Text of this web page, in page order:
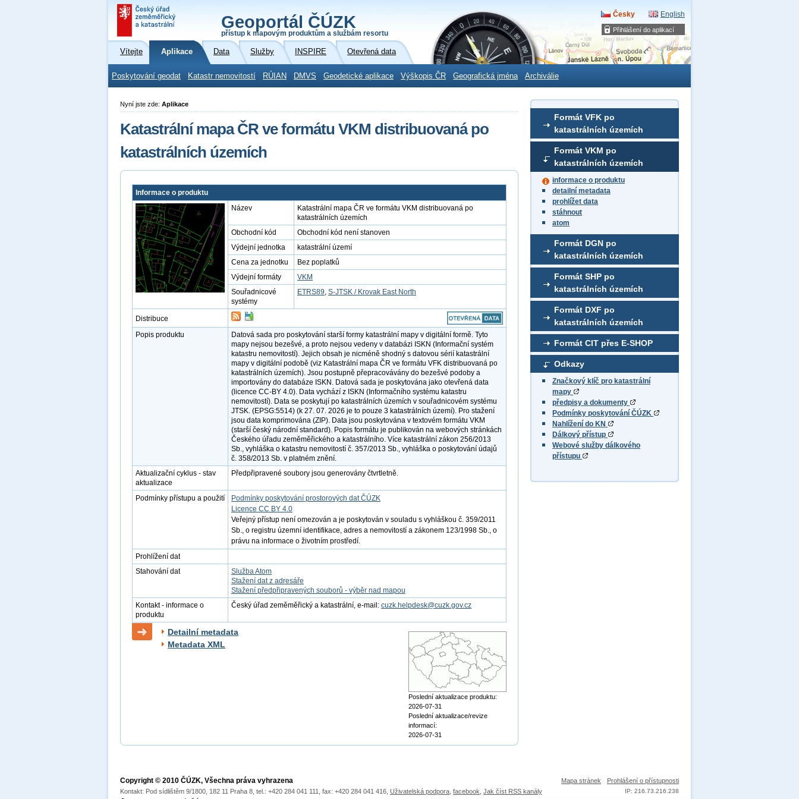
Přihlášení do aplikací
Geoportál ČÚZK
přístup k mapovým produktům a službám resortu
Česky English
Vítejte Aplikace Data Služby INSPIRE Otevřená data
Poskytování geodat Katastr nemovitostí RÚIAN DMVS Geodetické aplikace Výškopis ČR Geografická jména Archiválie
Formát VFK po
katastrálních územích
Formát VKM po
katastrálních územích
informace o produktu
detailní metadata
prohlížet data
stáhnout
atom
Formát DGN po
katastrálních územích
Formát SHP po
katastrálních územích
Formát DXF po
katastrálních územích
Formát CIT přes E-SHOP
Odkazy
Značkový klíč pro katastrální
mapy
předpisy a dokumenty
Podmínky poskytování ČÚZK
Nahlížení do KN
Dálkový přístup
Webové služby dálkového
přístupu
Nyní jste zde: Aplikace
Katastrální mapa ČR ve formátu VKM distribuovaná po
katastrálních územích
Informace o produktu
Název
Katastrální mapa ČR ve formátu VKM distribuovaná po
katastrálních územích
Obchodní kód
Obchodní kód není stanoven
Výdejní jednotka
katastrální území
Cena za jednotku
Bez poplatků
Výdejní formáty
VKM
Souřadnicové
systémy
ETRS89, S-JTSK / Krovak East North
Distribuce
Popis produktu
Datová sada pro poskytování starší formy katastrální mapy v digitální formě. Tyto
mapy nejsou bezešvé, a proto nejsou vedeny v databázi ISKN (Informační systém
katastru nemovitostí). Jejich obsah je nicméně shodný s datovou sérií katastrální
mapy v digitální podobě (viz Katastrální mapa ČR ve formátu VFK distribuovaná po
katastrálních územích). Jsou postupně přepracovávány do bezešvé podoby a
importovány do databáze ISKN. Datová sada je poskytována jako otevřená data
(licence CC-BY 4.0). Data vychází z ISKN (Informačního systému katastru
nemovitostí). Data se poskytují po katastrálních územích v souřadnicovém systému
JTSK. (EPSG:5514) (k 27. 07. 2026 je to pouze 3 katastrálních území). Pro stažení
jsou data komprimována (ZIP). Data jsou poskytována v textovém formátu VKM
(starší český národní standard). Popis formátu je publikován na webových stránkách
Českého úřadu zeměměřického a katastrálního. Více katastrální zákon 256/2013
Sb., vyhláška o katastru nemovitostí č. 357/2013 Sb., vyhláška o poskytování údajů
č. 358/2013 Sb. v platném znění.
Aktualizační cyklus - stav
aktualizace
Předpřipravené soubory jsou generovány čtvrtletně.
Podmínky přístupu a použití
Podmínky poskytování prostorových dat ČÚZK
Licence CC BY 4.0
Veřejný přístup není omezován a je poskytován v souladu s vyhláškou č. 359/2011
Sb., o registru územní identifikace, adres a nemovitostí a zákonem 123/1998 Sb., o
právu na informace o životním prostředí.
Prohlížení dat
Stahování dat
Služba Atom
Stažení dat z adresáře
Stažení předpřipravených souborů - výběr nad mapou
Kontakt - informace o
produktu
Český úřad zeměměřický a katastrální, e-mail: cuzk.helpdesk@cuzk.gov.cz
Detailní metadata
Metadata XML
Poslední aktualizace produktu:
2026-07-31
Poslední aktualizace/revize
informací:
2026-07-31
Mapa stránek Prohlášení o přístupnosti
IP: 216.73.216.238
Copyright © 2010 ČÚZK, Všechna práva vyhrazena
Kontakt: Pod sídlištěm 9/1800, 182 11 Praha 8, tel.: +420 284 041 111, fax: +420 284 041 416, Uživatelská podpora facebook Jak číst RSS kanály